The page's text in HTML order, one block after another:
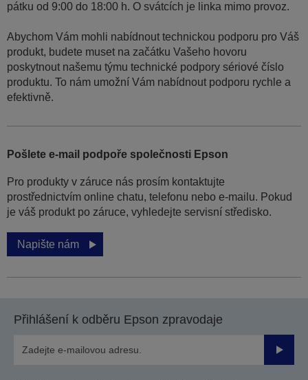
pátku od 9:00 do 18:00 h. O svátcích je linka mimo provoz.
Abychom Vám mohli nabídnout technickou podporu pro Váš
produkt, budete muset na začátku Vašeho hovoru
poskytnout našemu týmu technické podpory sériové číslo
produktu. To nám umožní Vám nabídnout podporu rychle a
efektivně.
Pošlete e-mail podpoře společnosti Epson
Pro produkty v záruce nás prosím kontaktujte
prostřednictvím online chatu, telefonu nebo e-mailu. Pokud
je váš produkt po záruce, vyhledejte servisní středisko.
Napište nám
Přihlášení k odběru Epson zpravodaje